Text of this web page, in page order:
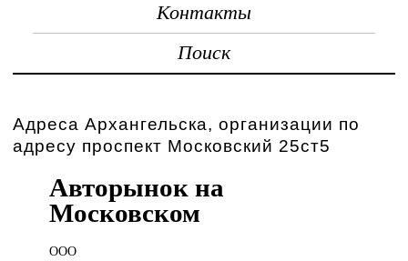
Контакты
Поиск
Адреса Архангельска, организации по
адресу проспект Московский 25ст5
Авторынок на
Московском
ООО